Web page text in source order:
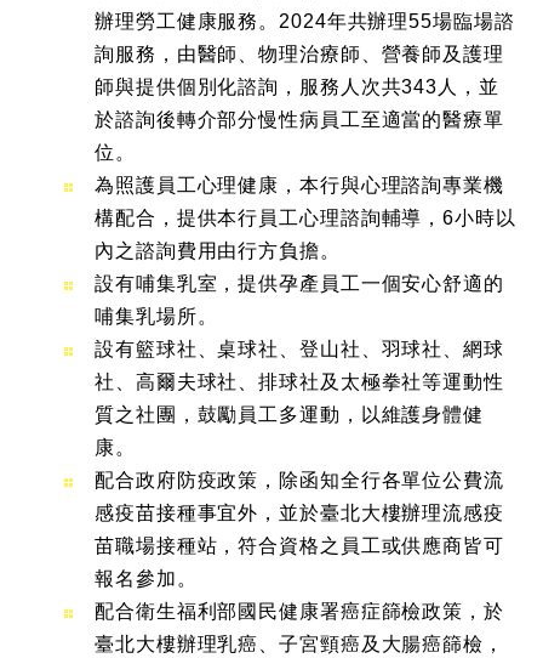
辦理勞工健康服務。2024年共辦理55場臨場諮
詢服務，由醫師、物理治療師、營養師及護理
師與提供個別化諮詢，服務人次共343人，並
於諮詢後轉介部分慢性病員工至適當的醫療單
位。
為照護員工心理健康，本行與心理諮詢專業機
構配合，提供本行員工心理諮詢輔導，6小時以
內之諮詢費用由行方負擔。
設有哺集乳室，提供孕產員工一個安心舒適的
哺集乳場所。
設有籃球社、桌球社、登山社、羽球社、網球
社、高爾夫球社、排球社及太極拳社等運動性
質之社團，鼓勵員工多運動，以維護身體健
康。
配合政府防疫政策，除函知全行各單位公費流
感疫苗接種事宜外，並於臺北大樓辦理流感疫
苗職場接種站，符合資格之員工或供應商皆可
報名參加。
配合衛生福利部國民健康署癌症篩檢政策，於
臺北大樓辦理乳癌、子宮頸癌及大腸癌篩檢，